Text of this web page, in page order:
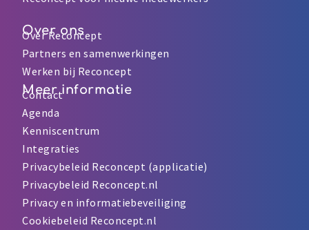
Over ons
Over Reconcept
Partners en samenwerkingen
Werken bij Reconcept
Meer informatie
Contact
Agenda
Kenniscentrum
Integraties
Privacybeleid Reconcept (applicatie)
Privacybeleid Reconcept.nl
Privacy en informatiebeveiliging
Cookiebeleid Reconcept.nl